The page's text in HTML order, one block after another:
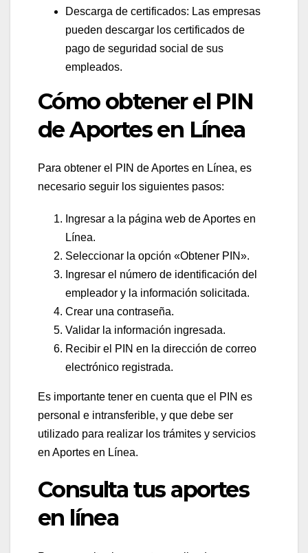
Descarga de certificados: Las empresas
pueden descargar los certificados de
pago de seguridad social de sus
empleados.
Cómo obtener el PIN
de Aportes en Línea
Para obtener el PIN de Aportes en Línea, es
necesario seguir los siguientes pasos:
Ingresar a la página web de Aportes en
Línea.
Seleccionar la opción «Obtener PIN».
Ingresar el número de identificación del
empleador y la información solicitada.
Crear una contraseña.
Validar la información ingresada.
Recibir el PIN en la dirección de correo
electrónico registrada.
Es importante tener en cuenta que el PIN es
personal e intransferible, y que debe ser
utilizado para realizar los trámites y servicios
en Aportes en Línea.
Consulta tus aportes
en línea